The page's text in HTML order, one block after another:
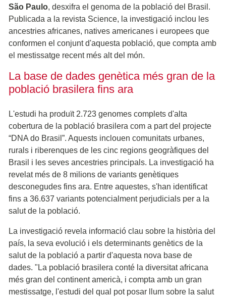
São Paulo, desxifra el genoma de la població del Brasil.
Publicada a la revista Science, la investigació inclou les
ancestries africanes, natives americanes i europees que
conformen el conjunt d'aquesta població, que compta amb
el mestissatge recent més alt del món.
La base de dades genètica més gran de la
població brasilera fins ara
L'estudi ha produït 2.723 genomes complets d'alta
cobertura de la població brasilera com a part del projecte
“DNA do Brasil”. Aquests inclouen comunitats urbanes,
rurals i riberenques de les cinc regions geogràfiques del
Brasil i les seves ancestries principals. La investigació ha
revelat més de 8 milions de variants genètiques
desconegudes fins ara. Entre aquestes, s'han identificat
fins a 36.637 variants potencialment perjudicials per a la
salut de la població.
La investigació revela informació clau sobre la història del
país, la seva evolució i els determinants genètics de la
salut de la població a partir d'aquesta nova base de
dades. "La població brasilera conté la diversitat africana
més gran del continent americà, i compta amb un gran
mestissatge, l'estudi del qual pot posar llum sobre la salut